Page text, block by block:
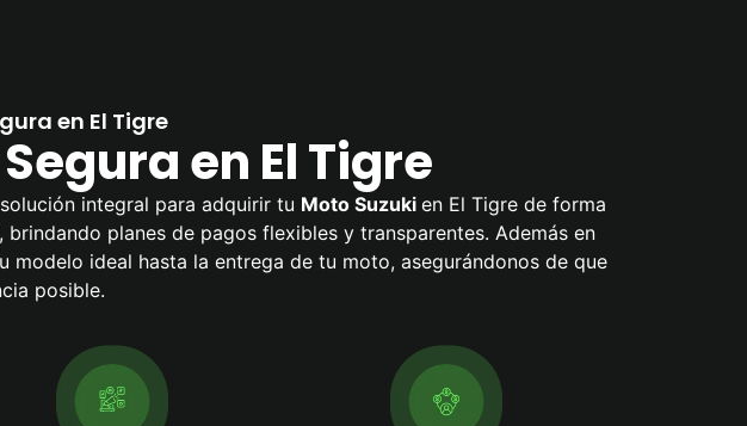
en El Tigre
en El Tigre
integral para adquirir tu Moto Suzuki en El Tigre de forma
planes de pagos flexibles y transparentes. Además en
ideal hasta la entrega de tu moto, asegurándonos de que
posible.